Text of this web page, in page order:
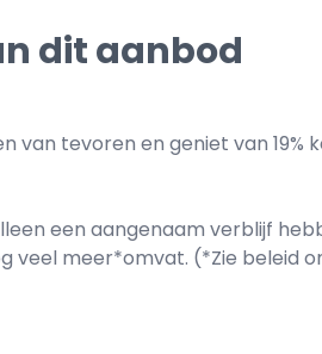
dit aanbod
tevoren en geniet van 19%
een aangenaam verblijf
meer*omvat. (*Zie beleid